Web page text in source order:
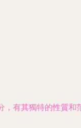
，有其獨特的性質和